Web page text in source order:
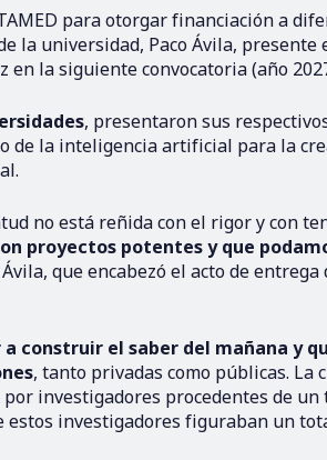
para otorgar financiación a
la universidad, Paco Ávila, presente
la siguiente convocatoria (año
, presentaron sus
de la inteligencia artificial para la
no está reñida con el rigor y con
proyectos potentes y que
que encabezó el acto de
a construir el saber del mañana y
, tanto privadas como públicas.
investigadores procedentes de un
estos investigadores figuraban un